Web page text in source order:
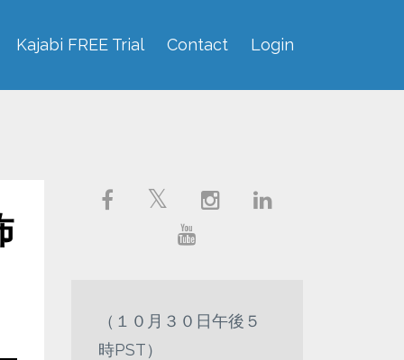
Kajabi FREE Trial Contact Login
（１０月３０日午後５
時PST）